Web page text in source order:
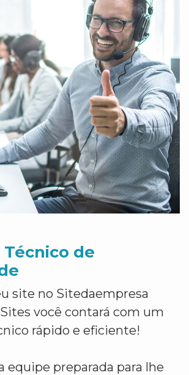
de
site no Sitedaempresa
você contará com um
rápido e eficiente!
equipe preparada para lhe